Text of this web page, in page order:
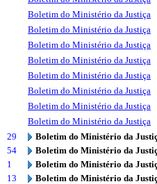
Boletim do Ministério da Justiça
Boletim do Ministério da Justiça
Boletim do Ministério da Justiça
Boletim do Ministério da Justiça
Boletim do Ministério da Justiça
Boletim do Ministério da Justiça
Boletim do Ministério da Justiça
Boletim do Ministério da Justiça
29
Boletim do Ministério da
54
Boletim do Ministério da
1
Boletim do Ministério da
13
Boletim do Ministério da